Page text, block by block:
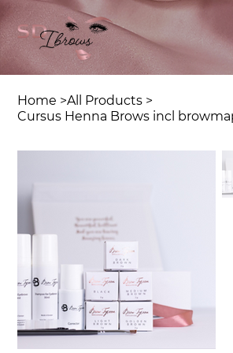
Home >All Products >
Cursus Henna Brows incl